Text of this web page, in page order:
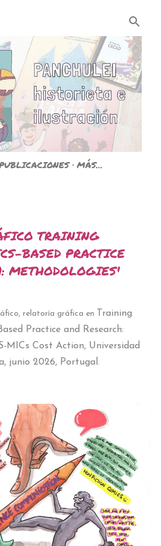
MÁS…
TRAINING
BASED PRACTICE
METHODOLOGIES'
relatoría gráfica en
Training
Practice and Research:
MICs Cost Action, Universidad
junio 2026, Portugal.